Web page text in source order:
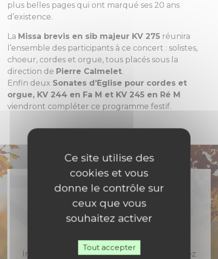
plus belles pages qui ont marqué ses 20 ans
d’existence.
La Missa brevis en sib majeur KV 275 réunira
l’ensemble des participants à ce concert : solistes,
choeur, cordes et orgue, tous placés sous la
direction de Pierre Calmelet.
Enfin deux Sonates d’Eglise pour cordes et
orgue, KV 244 en Fa M et KV 245 en Ré M
viendront compléter ce programme festif.
Rejoignez-nous
Inscrivez-vous à notre newsletter et recevez
Ce site utilise des
cookies et vous
donne le contrôle sur
ceux que vous
souhaitez activer
Tout accepter